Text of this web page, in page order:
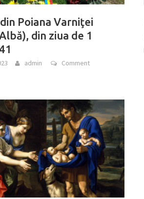
Poiana Varniţei
din ziua de 1
admin Comment